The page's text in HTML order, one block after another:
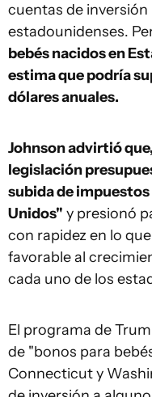
cuentas de inversión
estadounidenses.
bebés nacidos en
estima que podría
dólares anuales.
Johnson advirtió
legislación
subida de
Unidos" y presionó
con rapidez en lo
favorable al
cada uno de los
El programa de
de "bonos para
Connecticut y